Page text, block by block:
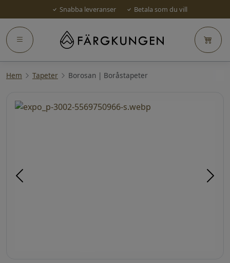
Snabba leveranser Betala som du vill
Hem Tapeter Borosan | Boråstapeter
Föregående